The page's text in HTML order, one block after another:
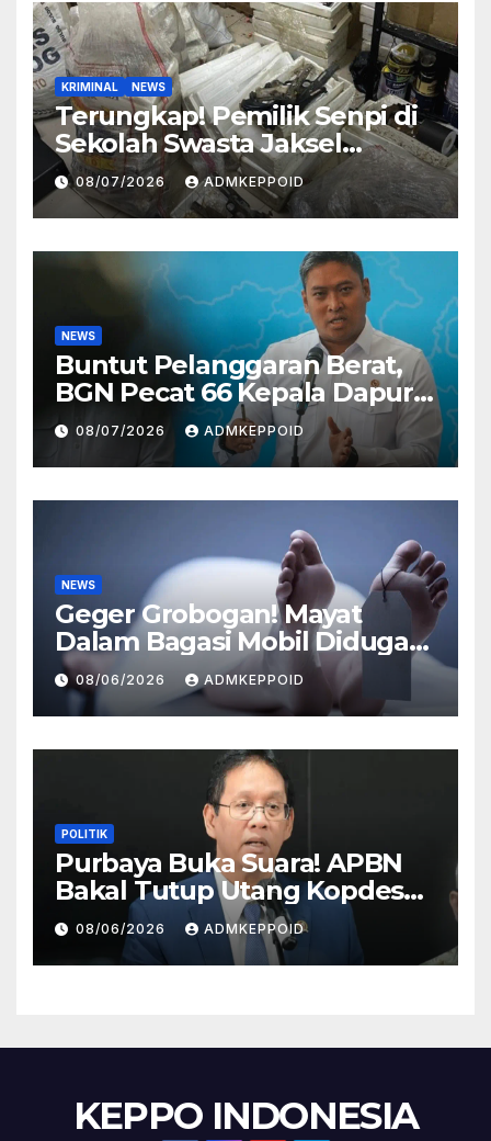
KRIMINAL NEWS
Terungkap! Pemilik Senpi di
Sekolah Swasta Jaksel
Ternyata Direktur
Perusahaan Airsoft Gun
Impor
08/07/2026 ADMKEPPOID
NEWS
Buntut Pelanggaran Berat,
BGN Pecat 66 Kepala Dapur
MBG dan Ungkap Alasannya
08/07/2026 ADMKEPPOID
NEWS
Geger Grobogan! Mayat
Dalam Bagasi Mobil Diduga
Terkait Hilangnya Bos Konter
HP
08/06/2026 ADMKEPPOID
POLITIK
Purbaya Buka Suara! APBN
Bakal Tutup Utang Kopdes
Rp 240 Triliun, Cicilan Rp 40
Triliun per Tahun
08/06/2026 ADMKEPPOID
KEPPO INDONESIA